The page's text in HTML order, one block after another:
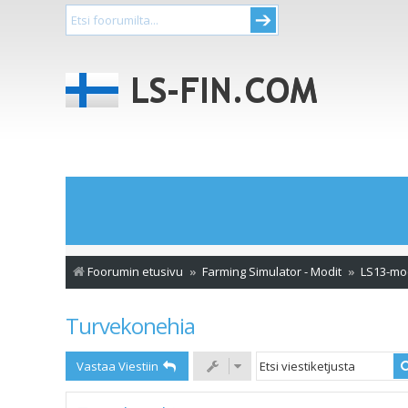
Foorumin etusivu Farming Simulator - Modit LS13-
Turvekonehia
Vastaa Viestiin